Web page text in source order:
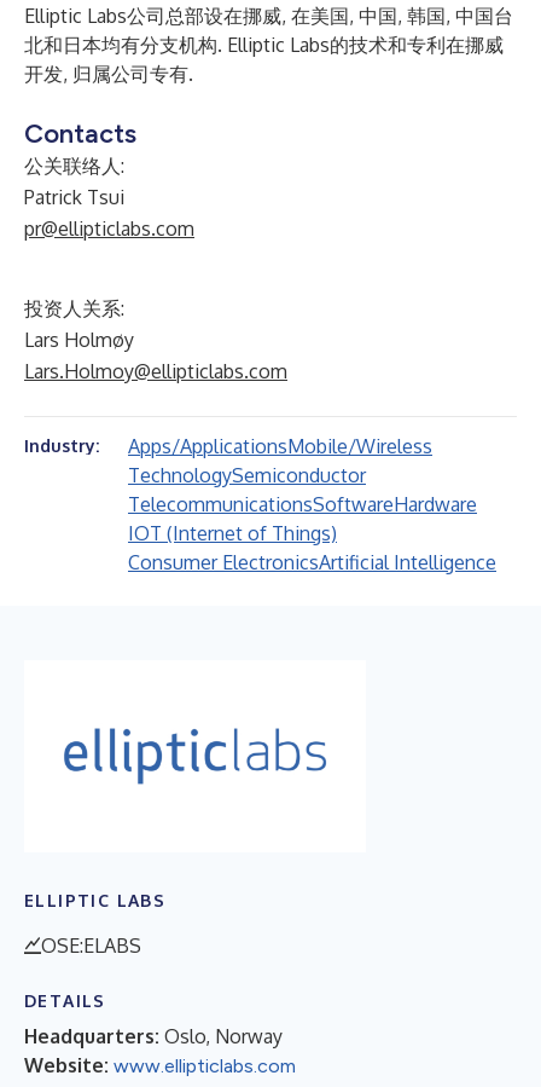
Elliptic Labs公司总部设在挪威, 在美国, 中国, 韩国, 中国台
北和日本均有分支机构. Elliptic Labs的技术和专利在挪威
开发, 归属公司专有.
Contacts
公关联络人:
Patrick Tsui
pr@ellipticlabs.com
投资人关系:
Lars Holmøy
Lars.Holmoy@ellipticlabs.com
Industry: Apps/ApplicationsMobile/Wireless
TechnologySemiconductor
TelecommunicationsSoftwareHardware
IOT (Internet of Things)
Consumer ElectronicsArtificial Intelligence
ELLIPTIC LABS
OSE:ELABS
DETAILS
Headquarters: Oslo, Norway
Website: www.ellipticlabs.com